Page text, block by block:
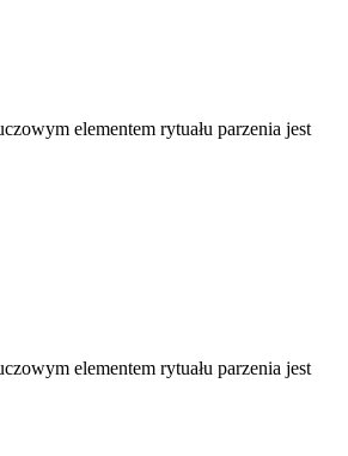
elementem rytuału parzenia jest
elementem rytuału parzenia jest